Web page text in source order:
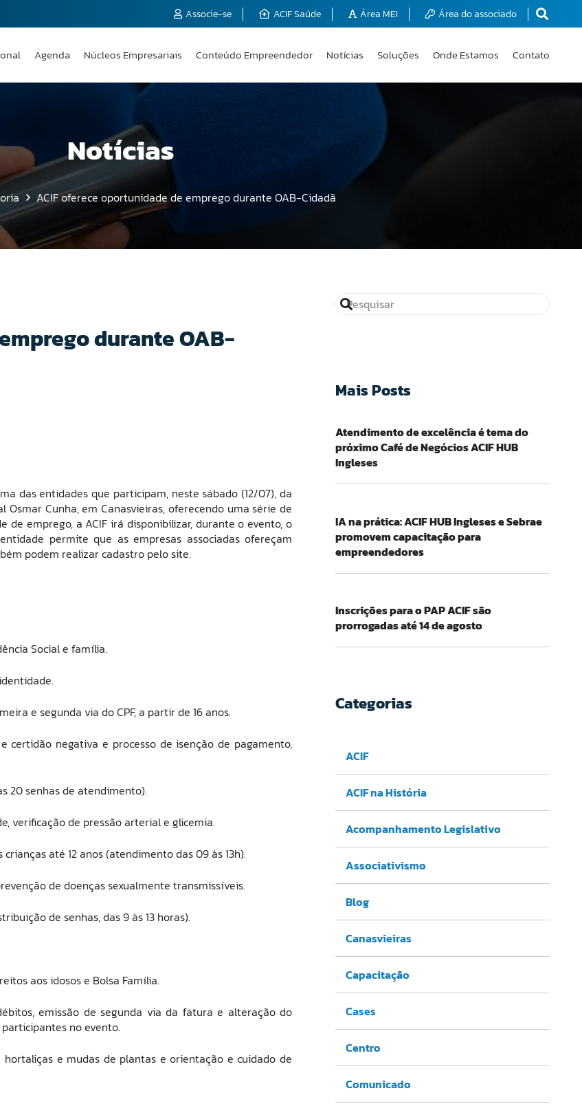
Associe-se ACIF Saúde Área MEI Área do associado
Agenda Núcleos Empresariais Conteúdo Empreendedor Notícias Soluções Onde Estamos Contato
Notícias
ACIF oferece oportunidade de emprego durante OAB-Cidadã
durante OAB-
das entidades que participam, neste sábado (12/07), da
Osmar Cunha, em Canasvieiras, oferecendo uma série de
emprego, a ACIF irá disponibilizar, durante o evento, o
permite que as empresas associadas ofereçam
podem realizar cadastro pelo site.
Social e família.
e segunda via do CPF, a partir de 16 anos.
certidão negativa e processo de isenção de pagamento,
20 senhas de atendimento).
verificação de pressão arterial e glicemia.
até 12 anos (atendimento das 09 às 13h).
de doenças sexualmente transmissíveis.
de senhas, das 9 às 13 horas).
aos idosos e Bolsa Família.
emissão de segunda via da fatura e alteração do
no evento.
e mudas de plantas e orientação e cuidado de
Mais Posts
Atendimento de excelência é tema do
próximo Café de Negócios ACIF HUB
Ingleses
IA na prática: ACIF HUB Ingleses e Sebrae
promovem capacitação para
empreendedores
Inscrições para o PAP ACIF são
prorrogadas até 14 de agosto
Categorias
ACIF
ACIF na História
Acompanhamento Legislativo
Associativismo
Blog
Canasvieiras
Capacitação
Cases
Centro
Comunicado